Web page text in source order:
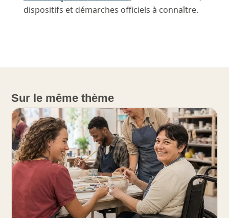
dispositifs et démarches officiels à connaître.
Sur le même thème